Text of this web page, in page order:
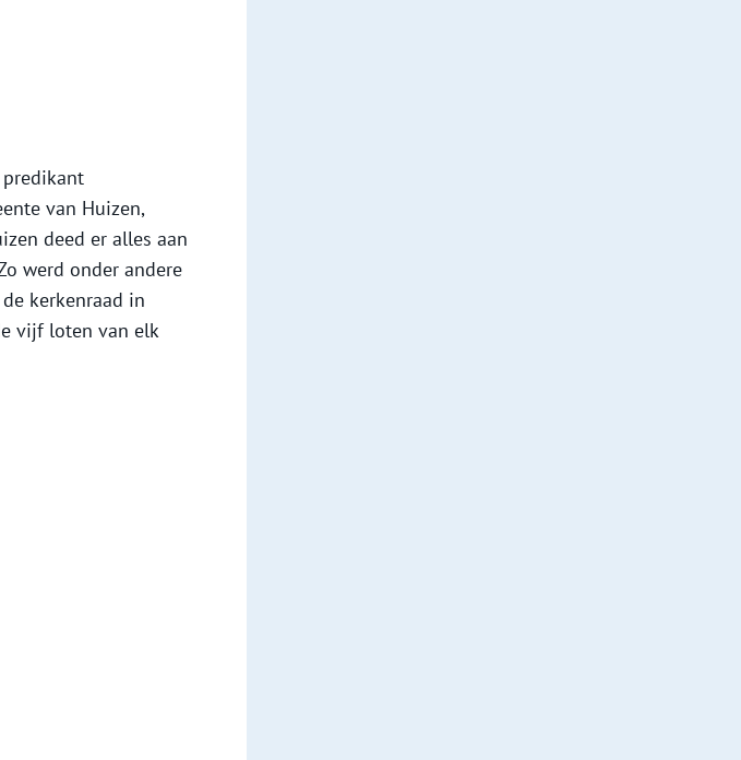
van Huizen,
deed er alles aan
werd onder andere
kerkenraad in
vijf loten van elk